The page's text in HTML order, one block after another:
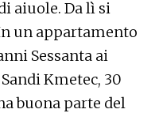
aiuole. Da lì si
un appartamento
Sessanta ai
Kmetec, 30
buona parte del